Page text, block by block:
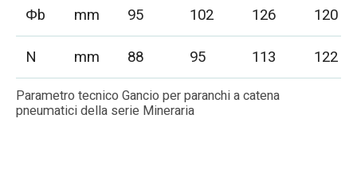
Φb
mm 95 102 126
120
N
mm 88 95 113 122
Parametro tecnico Gancio per paranchi a catena
pneumatici della serie Mineraria